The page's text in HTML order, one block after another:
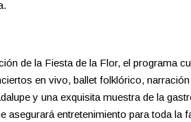
de la Fiesta de la Flor, el programa
en vivo, ballet folklórico,
y una exquisita muestra de la
asegurará entretenimiento para toda la